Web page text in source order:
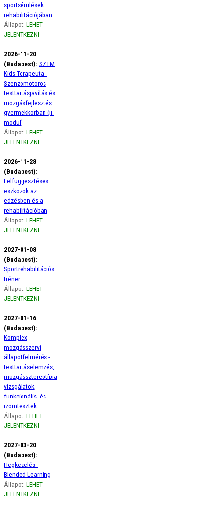
sportsérülések
rehabilitációjában
Állapot: LEHET
JELENTKEZNI
2026-11-20
(Budapest): SZTM
Kids Terapeuta -
Szenzomotoros
testtartásjavítás és
mozgásfejlesztés
gyermekkorban (II.
modul)
Állapot: LEHET
JELENTKEZNI
2026-11-28
(Budapest):
Felfüggesztéses
eszközök az
edzésben és a
rehabilitációban
Állapot: LEHET
JELENTKEZNI
2027-01-08
(Budapest):
Sportrehabilitációs
tréner
Állapot: LEHET
JELENTKEZNI
2027-01-16
(Budapest):
Komplex
mozgásszervi
állapotfelmérés -
testtartáselemzés,
mozgássztereotípia
vizsgálatok,
funkcionális- és
izomtesztek
Állapot: LEHET
JELENTKEZNI
2027-03-20
(Budapest):
Hegkezelés -
Blended Learning
Állapot: LEHET
JELENTKEZNI